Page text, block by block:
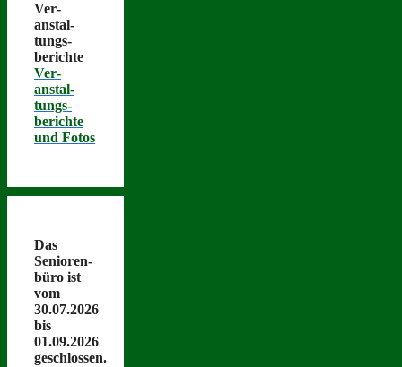
Ver­
anstal­
tungs­
berichte
Ver­
anstal­
tungs­
berichte
und Fotos
Das
Senioren­
büro ist
vom
30.07.2026
bis
01.09.2026
geschlossen.